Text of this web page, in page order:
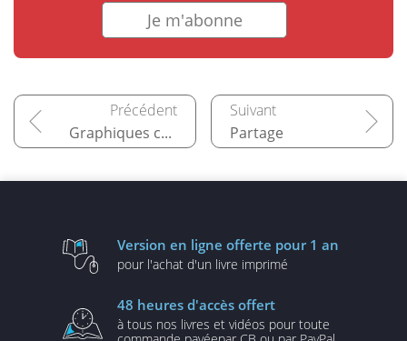
Je m'abonne
Graphiques croisés dynamiques Partage
Version en ligne offerte pour 1 an
pour l'achat d'un livre imprimé
48 heures d'accès offert
à tous nos livres et vidéos pour toute